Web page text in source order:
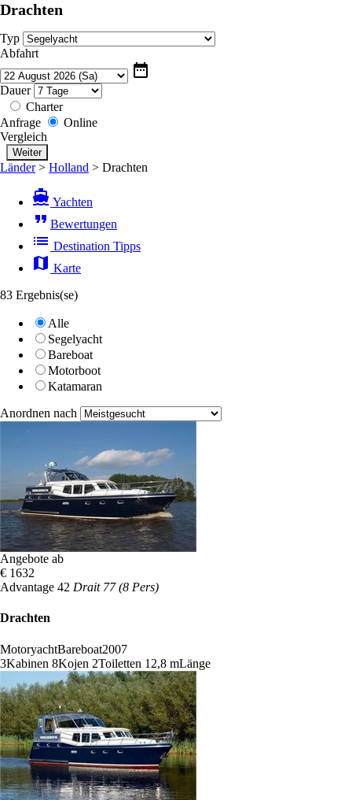
deneme
veren
siteler
Drachten
Typ
Abfahrt
date_range
Dauer
Charter
Anfrage
Online
Vergleich
Länder> Holland > Drachten
directions_boat Yachten
format_quote Bewertungen
list Destination Tipps
map Karte
83 Ergebnis(se)
Alle
Segelyacht
Bareboat
Motorboot
Katamaran
Anordnen nach
Angebote ab
€ 1632
Advantage 42 Drait 77 (8 Pers)
Drachten
MotoryachtBareboat2007
3Kabinen 8Kojen 2Toiletten 12,8 mLänge